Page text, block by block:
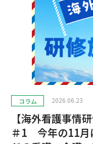
コラム 2026.06.23
【海外看護事情
＃1 今年の11月